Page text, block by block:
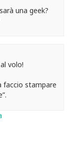
una geek?
volo!
faccio stampare